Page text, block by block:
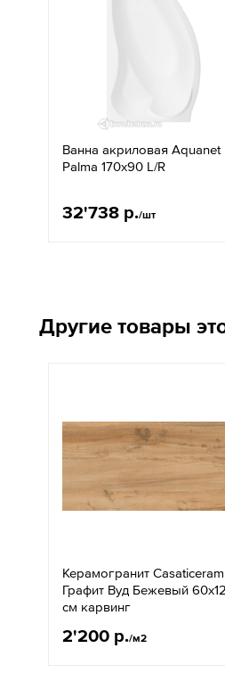
Ванна акриловая Aquanet
Palma 170x90 L/R
32'738 р./шт
Другие товары
Керамогранит
Графит Вуд Бежевый
см карвинг
2'200 р./м2